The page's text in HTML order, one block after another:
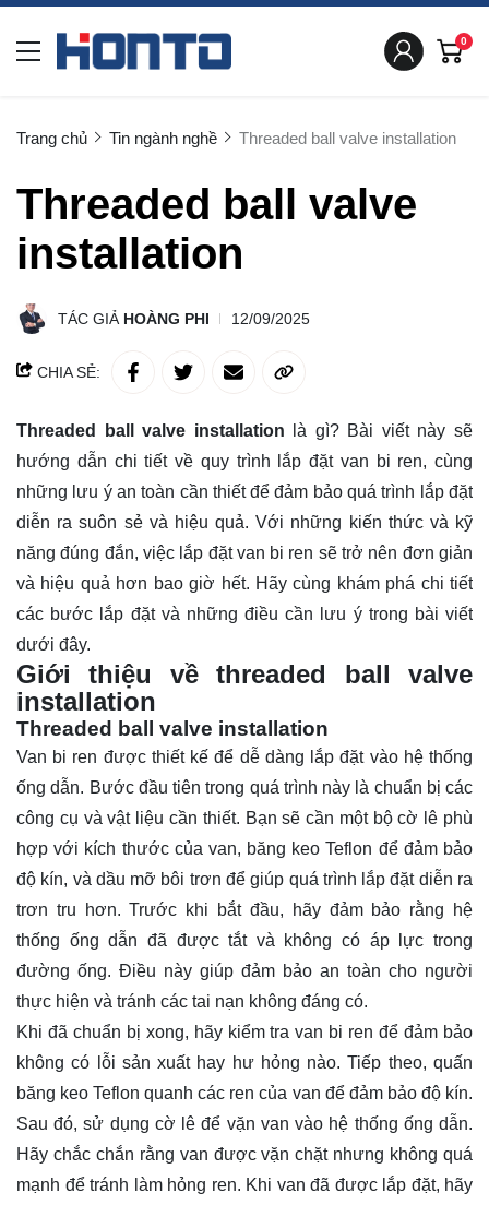
0
Trang chủ Tin ngành nghề Threaded ball valve installation
Threaded ball valve
installation
TÁC GIẢ HOÀNG PHI 12/09/2025
CHIA SẺ:
Threaded ball valve installation là gì? Bài viết này sẽ
hướng dẫn chi tiết về quy trình lắp đặt van bi ren, cùng
những lưu ý an toàn cần thiết để đảm bảo quá trình lắp đặt
diễn ra suôn sẻ và hiệu quả. Với những kiến thức và kỹ
năng đúng đắn, việc lắp đặt van bi ren sẽ trở nên đơn giản
và hiệu quả hơn bao giờ hết. Hãy cùng khám phá chi tiết
các bước lắp đặt và những điều cần lưu ý trong bài viết
dưới đây.
Giới thiệu về threaded ball valve
installation
Threaded ball valve installation
Van bi ren được thiết kế để dễ dàng lắp đặt vào hệ thống
ống dẫn. Bước đầu tiên trong quá trình này là chuẩn bị các
công cụ và vật liệu cần thiết. Bạn sẽ cần một bộ cờ lê phù
hợp với kích thước của van, băng keo Teflon để đảm bảo
độ kín, và dầu mỡ bôi trơn để giúp quá trình lắp đặt diễn ra
trơn tru hơn. Trước khi bắt đầu, hãy đảm bảo rằng hệ
thống ống dẫn đã được tắt và không có áp lực trong
đường ống. Điều này giúp đảm bảo an toàn cho người
thực hiện và tránh các tai nạn không đáng có.
Khi đã chuẩn bị xong, hãy kiểm tra van bi ren để đảm bảo
không có lỗi sản xuất hay hư hỏng nào. Tiếp theo, quấn
băng keo Teflon quanh các ren của van để đảm bảo độ kín.
Sau đó, sử dụng cờ lê để vặn van vào hệ thống ống dẫn.
Hãy chắc chắn rằng van được vặn chặt nhưng không quá
mạnh để tránh làm hỏng ren. Khi van đã được lắp đặt, hãy